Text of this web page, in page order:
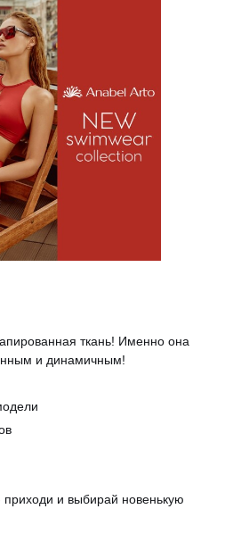
ткань! Именно она
и динамичным!
приходи и выбирай новенькую